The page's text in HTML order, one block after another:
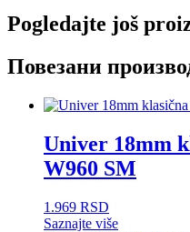
Pogledajte još
Повезани
Univer 18mm
W960 SM
1.969 RSD
Saznajte više